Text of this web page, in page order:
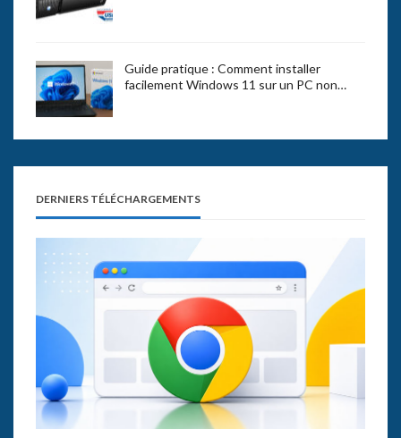
Guide pratique : Comment installer
facilement Windows 11 sur un PC non…
DERNIERS TÉLÉCHARGEMENTS